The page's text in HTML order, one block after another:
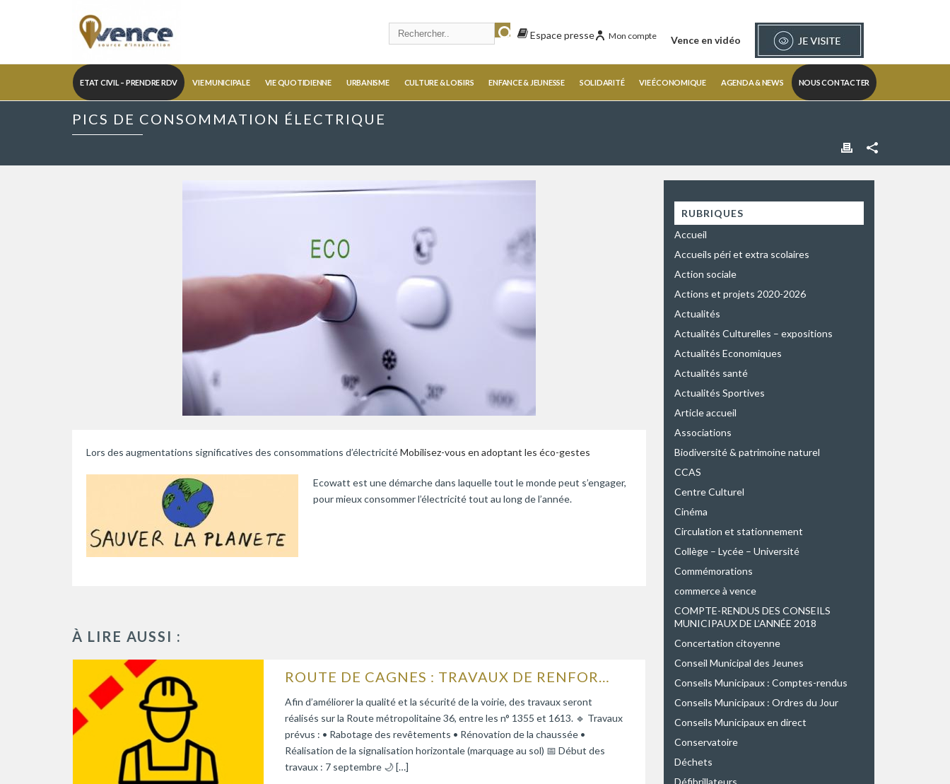
Vence en vidéo
Mon compte
Espace presse
ETAT CIVIL – PRENDRE RDV VIE MUNICIPALE VIE QUOTIDIENNE URBANISME CULTURE & LOISIRS ENFANCE & JEUNESSE SOLIDARITÉ VIE ÉCONOMIQUE AGENDA & NEWS NOUS CONTACTER
PICS DE CONSOMMATION ÉLECTRIQUE
Lors des augmentations significatives des consommations d’électricitéMobilisez-vous en adoptant les éco-gestes
Ecowatt est une démarche dans laquelle tout le monde peut s’engager,
pour mieux consommer l’électricité tout au long de l’année.
À LIRE AUSSI :
ROUTE DE CAGNES : TRAVAUX DE RENFORCEMENT DE LA CHAUSSÉE
Afin d’améliorer la qualité et la sécurité de la voirie, des travaux seront
réalisés sur la Route métropolitaine 36, entre les n° 1355 et 1613. 🔹 Travaux
prévus : • Rabotage des revêtements • Rénovation de la chaussée •
Réalisation de la signalisation horizontale (marquage au sol) 📅 Début des
travaux : 7 septembre 🌙 […]
RUBRIQUES
Accueil
Accueils péri et extra scolaires
Action sociale
Actions et projets 2020-2026
Actualités
Actualités Culturelles – expositions
Actualités Economiques
Actualités santé
Actualités Sportives
Article accueil
Associations
Biodiversité & patrimoine naturel
CCAS
Centre Culturel
Cinéma
Circulation et stationnement
Collège – Lycée – Université
Commémorations
commerce à vence
COMPTE-RENDUS DES CONSEILS
MUNICIPAUX DE L’ANNÉE 2018
Concertation citoyenne
Conseil Municipal des Jeunes
Conseils Municipaux : Comptes-rendus
Conseils Municipaux : Ordres du Jour
Conseils Municipaux en direct
Conservatoire
Déchets
Défibrillateurs